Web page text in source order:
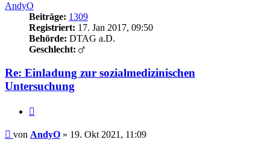
AndyO
Beiträge: 1309
Registriert: 17. Jan 2017, 09:50
Behörde: DTAG a.D.
Geschlecht:
Re: Einladung zur sozialmedizinischen
Untersuchung
Beitrag
von AndyO » 19. Okt 2021, 11:09